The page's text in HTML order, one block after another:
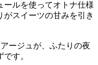
ールを使ってオトナ仕様
スイーツの甘みを引き
ージュが、ふたりの夜
す。